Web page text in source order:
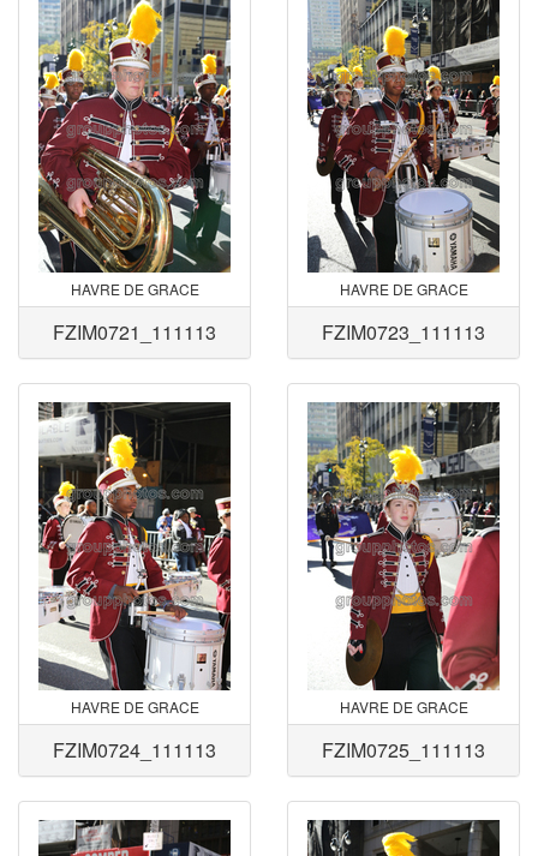
HAVRE DE GRACE
FZIM0721_111113
HAVRE DE GRACE
FZIM0723_111113
HAVRE DE GRACE
FZIM0724_111113
HAVRE DE GRACE
FZIM0725_111113